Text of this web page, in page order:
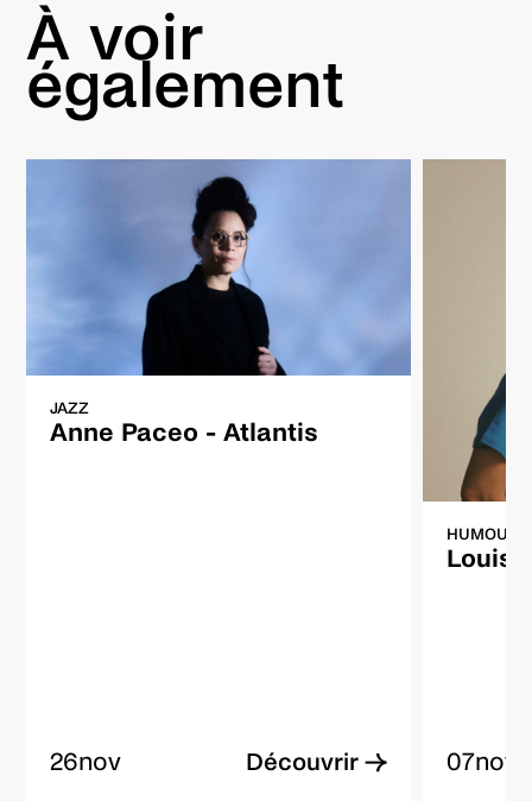
À voir
également
JAZZ
Anne Paceo - Atlantis
nov
26 Découvrir →
HUMOUR
Louis
nov
07